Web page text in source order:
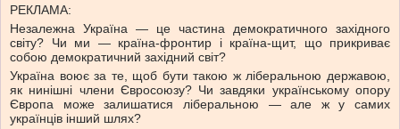
РЕКЛАМА:
Незалежна Україна — це частина демократичного західного
світу? Чи ми — країна-фронтир і країна-щит, що прикриває
собою демократичний західний світ?
Україна воює за те, щоб бути такою ж ліберальною державою,
як нинішні члени Євросоюзу? Чи завдяки українському опору
Європа може залишатися ліберальною — але ж у самих
українців інший шлях?